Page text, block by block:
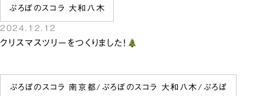
ぷろぼのスコラ 大和八木
2024.12.12
クリスマスツリーをつくりました！
ぷろぼのスコラ 南京都 / ぷろぼのスコラ 大和八木 / ぷろぼ